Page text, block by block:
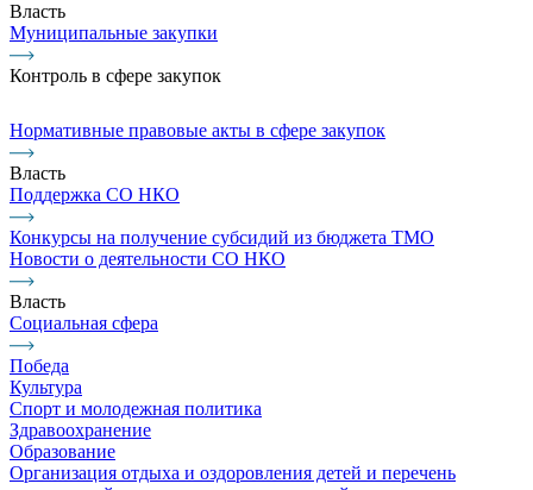
Власть
Муниципальные закупки
Контроль в сфере закупок
Нормативные правовые акты в сфере закупок
Власть
Поддержка СО НКО
Конкурсы на получение субсидий из бюджета ТМО
Новости о деятельности СО НКО
Власть
Социальная сфера
Победа
Культура
Спорт и молодежная политика
Здравоохранение
Образование
Организация отдыха и оздоровления детей и перечень